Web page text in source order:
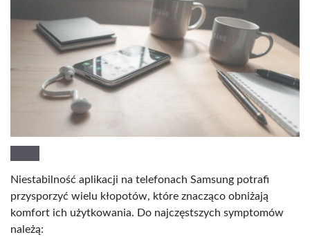
Niestabilność aplikacji na telefonach Samsung potrafi
przysporzyć wielu kłopotów, które znacząco obniżają
komfort ich użytkowania. Do najczęstszych symptomów
należą: